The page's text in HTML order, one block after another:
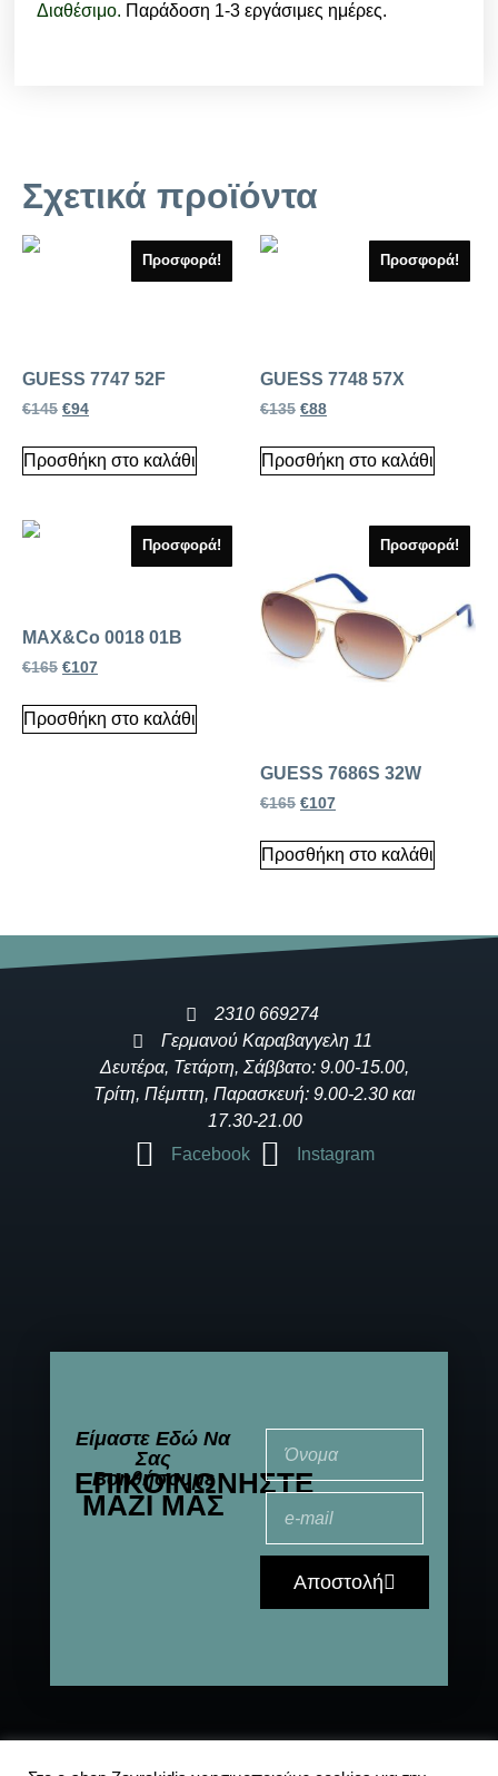
Διαθέσιμο. Παράδοση 1-3 εργάσιμες ημέρες.
Σχετικά προϊόντα
Προσφορά!
GUESS 7747 52F
€145 €94
Προσθήκη στο καλάθι
Προσφορά!
GUESS 7748 57X
€135 €88
Προσθήκη στο καλάθι
Προσφορά!
MAX&Co 0018 01B
€165 €107
Προσθήκη στο καλάθι
Προσφορά!
GUESS 7686S 32W
€165 €107
Προσθήκη στο καλάθι
2310 669274
Γερμανού Καραβαγγελη 11
Δευτέρα, Τετάρτη, Σάββατο: 9.00-15.00,
Τρίτη, Πέμπτη, Παρασκευή: 9.00-2.30 και
17.30-21.00
Facebook
Instagram
Είμαστε Εδώ Να
Σας
Βοηθήσουμε
ΕΠΙΚΟΙΝΩΝΉΣΤΕ
ΜΑΖΊ ΜΑΣ
Αποστολή